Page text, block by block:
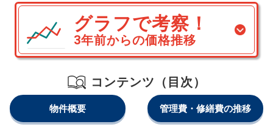
グラフで考察！
3年前からの価格推移
コンテンツ（目次）
物件概要 管理費・修繕費の推移